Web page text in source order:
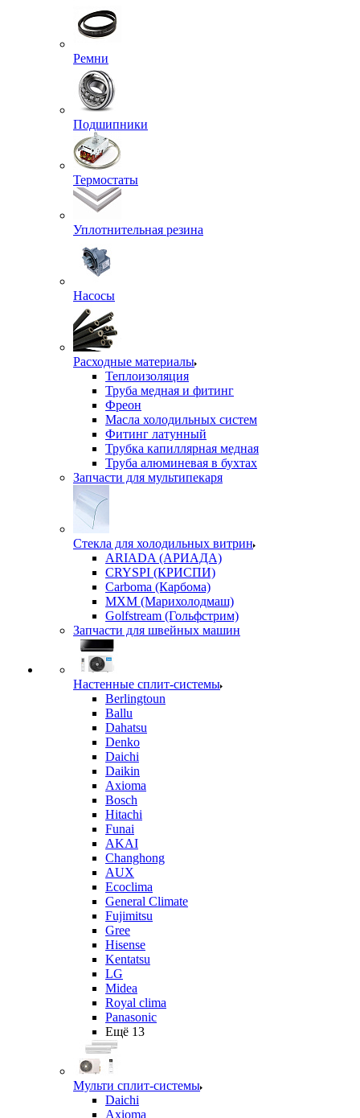
Ремни
Подшипники
Термостаты
Уплотнительная резина
Насосы
Расходные материалы
Теплоизоляция
Труба медная и фитинг
Фреон
Масла холодильных систем
Фитинг латунный
Трубка капиллярная медная
Труба алюминевая в бухтах
Запчасти для мультипекаря
Стекла для холодильных витрин
ARIADA (АРИАДА)
CRYSPI (КРИСПИ)
Carboma (Карбома)
MXM (Марихолодмаш)
Golfstream (Гольфстрим)
Запчасти для швейных машин
Настенные сплит-системы
Berlingtoun
Ballu
Dahatsu
Denko
Daichi
Daikin
Axioma
Bosch
Hitachi
Funai
AKAI
Changhong
AUX
Ecoclima
General Climate
Fujimitsu
Gree
Hisense
Kentatsu
LG
Midea
Royal clima
Panasonic
Ещё 13
Мульти сплит-системы
Daichi
Axioma